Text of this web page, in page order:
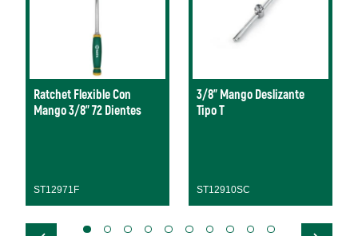
Ratchet Flexible Con
Mango 3/8” 72 Dientes
ST12971F
3/8" Mango Deslizante
Tipo T
ST12910SC